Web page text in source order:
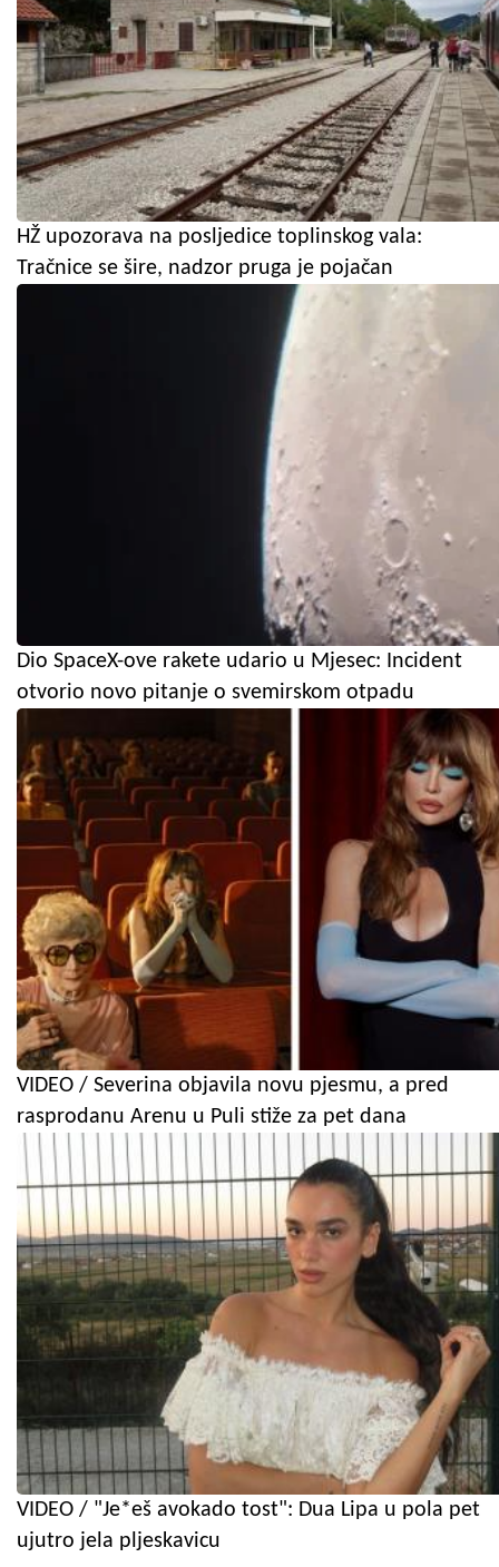
HŽ upozorava na posljedice toplinskog vala:
Tračnice se šire, nadzor pruga je pojačan
Dio SpaceX-ove rakete udario u Mjesec: Incident
otvorio novo pitanje o svemirskom otpadu
VIDEO / Severina objavila novu pjesmu, a pred
rasprodanu Arenu u Puli stiže za pet dana
VIDEO / "Je*eš avokado tost": Dua Lipa u pola pet
ujutro jela pljeskavicu